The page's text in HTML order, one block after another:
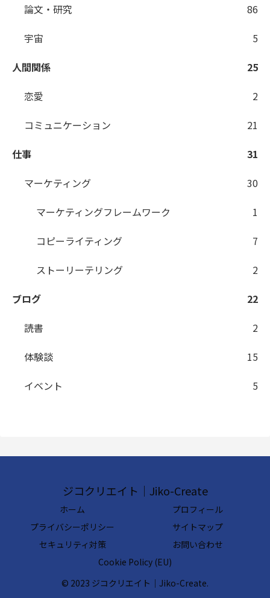
論文・研究
86
宇宙
5
人間関係
25
恋愛
2
コミュニケーション
21
仕事
31
マーケティング
30
マーケティングフレームワーク
1
コピーライティング
7
ストーリーテリング
2
ブログ
22
読書
2
体験談
15
イベント
5
ジコクリエイト｜Jiko-Create
ホーム
プロフィール
プライバシーポリシー
サイトマップ
セキュリティ対策
お問い合わせ
Cookie Policy (EU)
© 2023 ジコクリエイト｜Jiko-Create.